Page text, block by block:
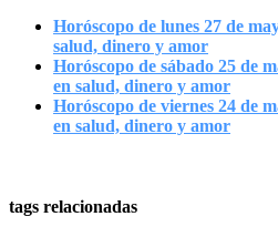
Horóscopo de lunes 27 de
salud, dinero y amor
Horóscopo de sábado 25 de
en salud, dinero y amor
Horóscopo de viernes 24 de
en salud, dinero y amor
tags relacionadas